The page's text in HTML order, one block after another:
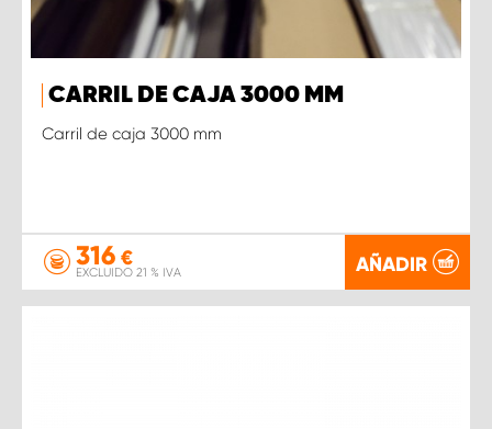
CARRIL DE CAJA 3000 MM
Carril de caja 3000 mm
316 €
EXCLUIDO 21 % IVA AÑADIR